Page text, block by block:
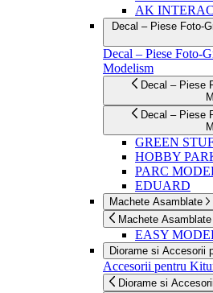
AK
Decal – Piese Foto-
Decal – Piese Foto-
Modelism
Decal – Piese Foto-Gravate și Zimmerit
Decal – Piese Foto-Gravate și Zimmerit
GREEN
HOBBY
PARC
EDUARD
Machete Asamblate
Machete Asamblate
EASY
Diorame si Accesorii
Accesorii pentru
Diorame si